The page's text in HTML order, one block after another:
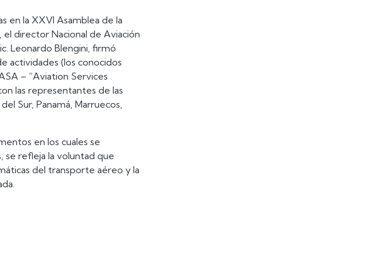
en la XXVI Asamblea de la
el director Nacional de Aviación
Leonardo Blengini, firmó
actividades (los conocidos
– “Aviation Services
las representantes de las
Sur, Panamá, Marruecos,
en los cuales se
se refleja la voluntad que
del transporte aéreo y la